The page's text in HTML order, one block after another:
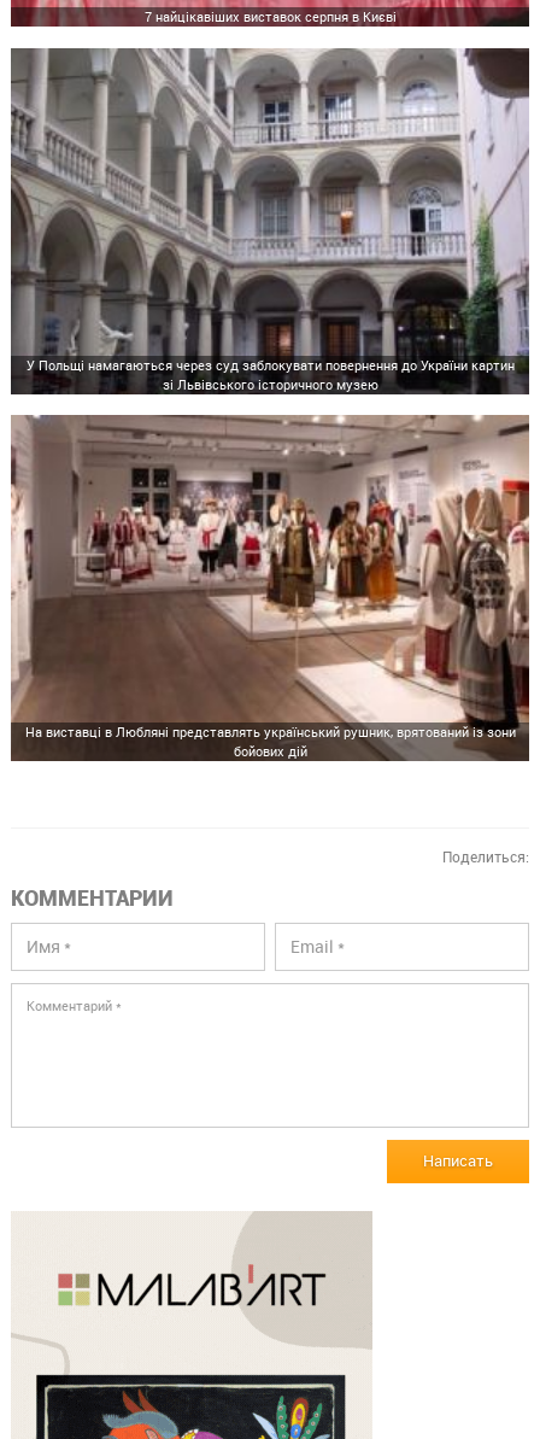
7 найцікавіших виставок серпня в Києві
У Польщі намагаються через суд заблокувати повернення до України картин
зі Львівського історичного музею
На виставці в Любляні представлять український рушник, врятований із зони
бойових дій
Поделиться:
КОММЕНТАРИИ
Написать